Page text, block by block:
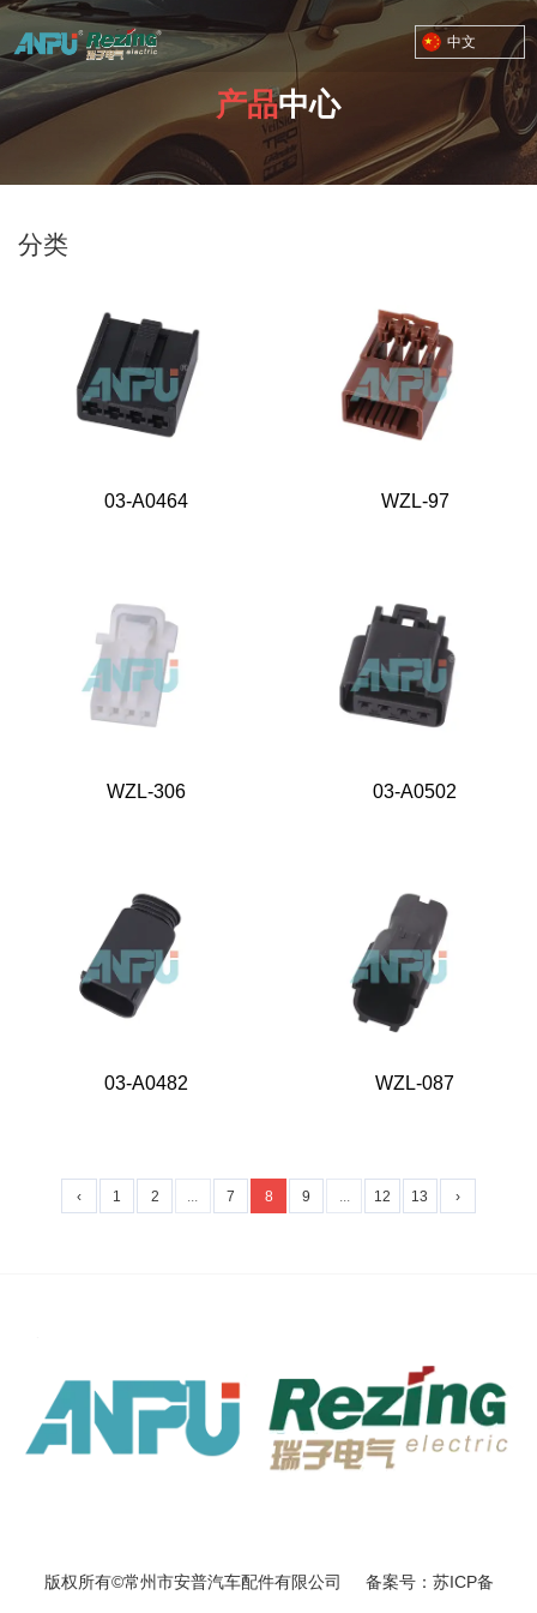
中文
产品中心
TOYOTA MOTOR CORPORATION
您的位置：首页
分类
03-A0464 WZL-97
WZL-306 03-A0502
03-A0482 WZL-087
‹ 1 2 7 8 9 12 13 ›
版权所有©常州市安普汽车配件有限公司 备案号：苏ICP备